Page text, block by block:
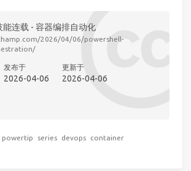
连载 - 容器编排自动化
2026/04/06/powershell-
发布于
2026-04-06
更新于
2026-04-06
powertip series devops container